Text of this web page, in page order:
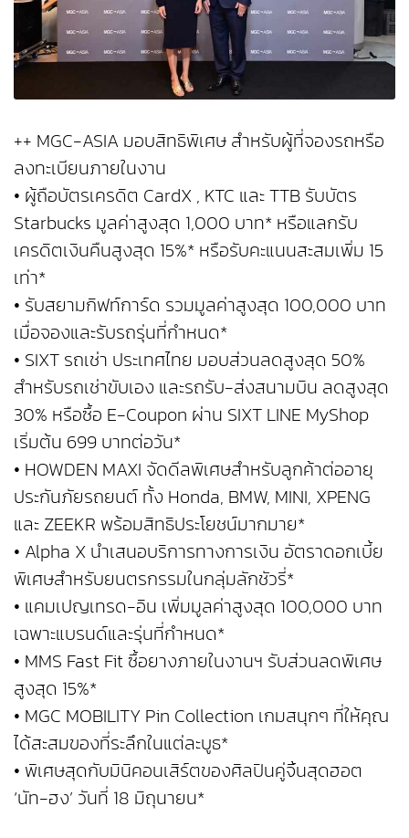
++ MGC-ASIA มอบสิทธิพิเศษ สำหรับผู้ที่จองรถหรือ
ลงทะเบียนภายในงาน
• ผู้ถือบัตรเครดิต CardX , KTC และ TTB รับบัตร
Starbucks มูลค่าสูงสุด 1,000 บาท* หรือแลกรับ
เครดิตเงินคืนสูงสุด 15%* หรือรับคะแนนสะสมเพิ่ม 15
เท่า*
• รับสยามกิฟท์การ์ด รวมมูลค่าสูงสุด 100,000 บาท
เมื่อจองและรับรถรุ่นที่กำหนด*
• SIXT รถเช่า ประเทศไทย มอบส่วนลดสูงสุด 50%
สำหรับรถเช่าขับเอง และรถรับ-ส่งสนามบิน ลดสูงสุด
30% หรือซื้อ E-Coupon ผ่าน SIXT LINE MyShop
เริ่มต้น 699 บาทต่อวัน*
• HOWDEN MAXI จัดดีลพิเศษสำหรับลูกค้าต่ออายุ
ประกันภัยรถยนต์ ทั้ง Honda, BMW, MINI, XPENG
และ ZEEKR พร้อมสิทธิประโยชน์มากมาย*
• Alpha X นำเสนอบริการทางการเงิน อัตราดอกเบี้ย
พิเศษสำหรับยนตรกรรมในกลุ่มลักชัวรี่*
• แคมเปญเทรด-อิน เพิ่มมูลค่าสูงสุด 100,000 บาท
เฉพาะแบรนด์และรุ่นที่กำหนด*
• MMS Fast Fit ซื้อยางภายในงานฯ รับส่วนลดพิเศษ
สูงสุด 15%*
• MGC MOBILITY Pin Collection เกมสนุกๆ ที่ให้คุณ
ได้สะสมของที่ระลึกในแต่ละบูธ*
• พิเศษสุดกับมินิคอนเสิร์ตของศิลปินคู่จิ้นสุดฮอต
‘นัท-ฮง’ วันที่ 18 มิถุนายน*